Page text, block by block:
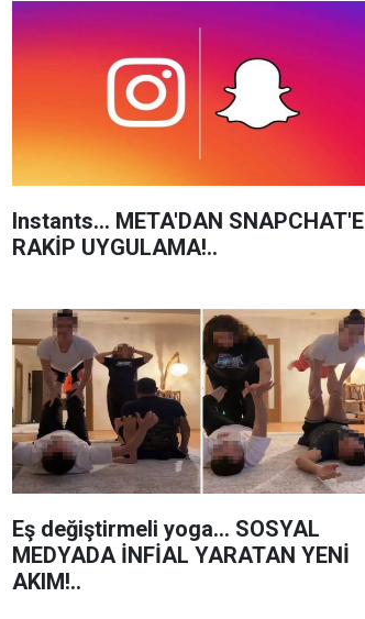
Instants... META'DAN SNAPCHAT'E
RAKİP UYGULAMA!..
Eş değiştirmeli yoga... SOSYAL
MEDYADA İNFİAL YARATAN YENİ
AKIM!..